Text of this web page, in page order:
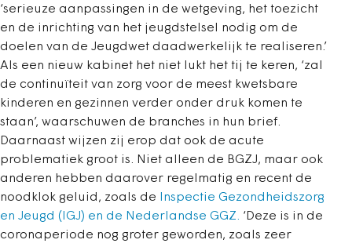
‘serieuze aanpassingen in de wetgeving, het toezicht
en de inrichting van het jeugdstelsel nodig om de
doelen van de Jeugdwet daadwerkelijk te realiseren.’
Als een nieuw kabinet het niet lukt het tij te keren, ‘zal
de continuïteit van zorg voor de meest kwetsbare
kinderen en gezinnen verder onder druk komen te
staan’, waarschuwen de branches in hun brief.
Daarnaast wijzen zij erop dat ook de acute
problematiek groot is. Niet alleen de BGZJ, maar ook
anderen hebben daarover regelmatig en recent de
noodklok geluid, zoals de
Inspectie Gezondheidszorg
en Jeugd (IGJ) en de Nederlandse GGZ. ‘Deze is in de
coronaperiode nog groter geworden, zoals zeer